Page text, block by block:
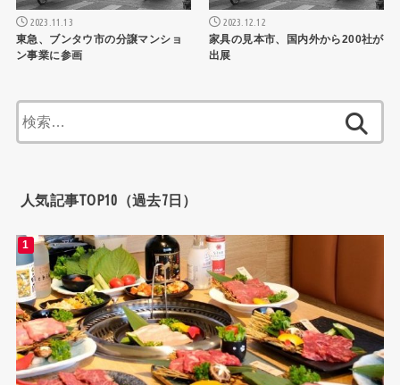
2023.11.13
東急、ブンタウ市の分譲マンショ
ン事業に参画
2023.12.12
家具の見本市、国内外から200社が
出展
索:
人気記事TOP10（過去7日）